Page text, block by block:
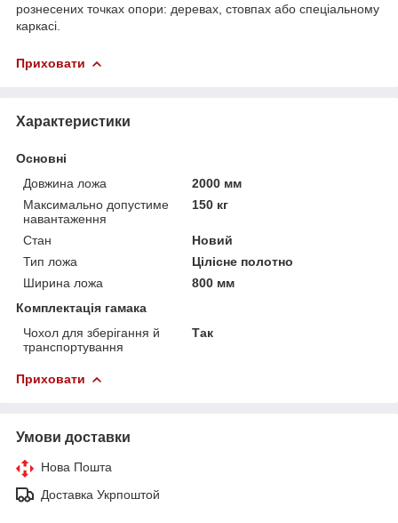
рознесених точках опори: деревах, стовпах або спеціальному
каркасі.
Приховати
Характеристики
Основні
Довжина ложа
2000 мм
Максимально допустиме
навантаження
150 кг
Стан
Новий
Тип ложа
Цілісне полотно
Ширина ложа
800 мм
Комплектація гамака
Чохол для зберігання й
транспортування
Так
Приховати
Умови доставки
Нова Пошта
Доставка Укрпоштой